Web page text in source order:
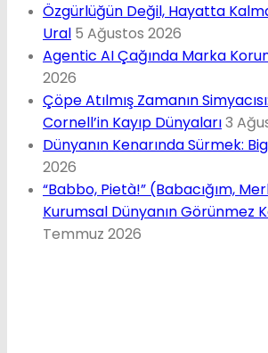
Özgürlüğün Değil, Hayatta
Ural 5 Ağustos 2026
Agentic AI Çağında Marka
2026
Çöpe Atılmış Zamanın
Cornell’in Kayıp Dünyaları3
Dünyanın Kenarında Sürmek:
2026
“Babbo, Pietà!” (Babacığım,
Kurumsal Dünyanın Görünmez
Temmuz 2026